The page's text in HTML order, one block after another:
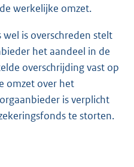
werkelijke omzet.
is overschreden stelt
het aandeel in de
overschrijding vast op
omzet over het
is verplicht
te storten.